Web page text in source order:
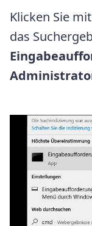
Klicken Sie
das